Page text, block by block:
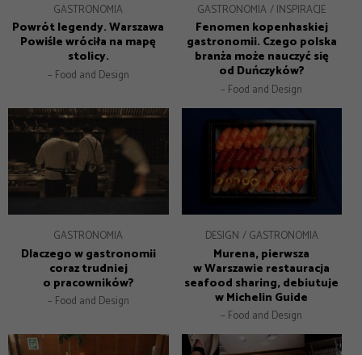
GASTRONOMIA
Powrót legendy. Warszawa
Powiśle wróciła na mapę
stolicy.
– Food and Design
GASTRONOMIA INSPIRACJE
Fenomen kopenhaskiej
gastronomii. Czego polska
branża może nauczyć się
od Duńczyków?
– Food and Design
GASTRONOMIA
Dlaczego w gastronomii
coraz trudniej
o pracowników?
– Food and Design
DESIGN GASTRONOMIA
Murena, pierwsza
w Warszawie restauracja
seafood sharing, debiutuje
w Michelin Guide
– Food and Design